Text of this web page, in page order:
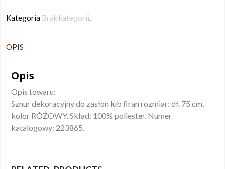
Anita
Kategoria Brak kategorii.
OPIS
Opis
Opis towaru:
Sznur dekoracyjny do zasłon lub firan rozmiar: dł. 75 cm,
kolor RÓŻOWY. Skład: 100% poliester. Numer
katalogowy: 223865.